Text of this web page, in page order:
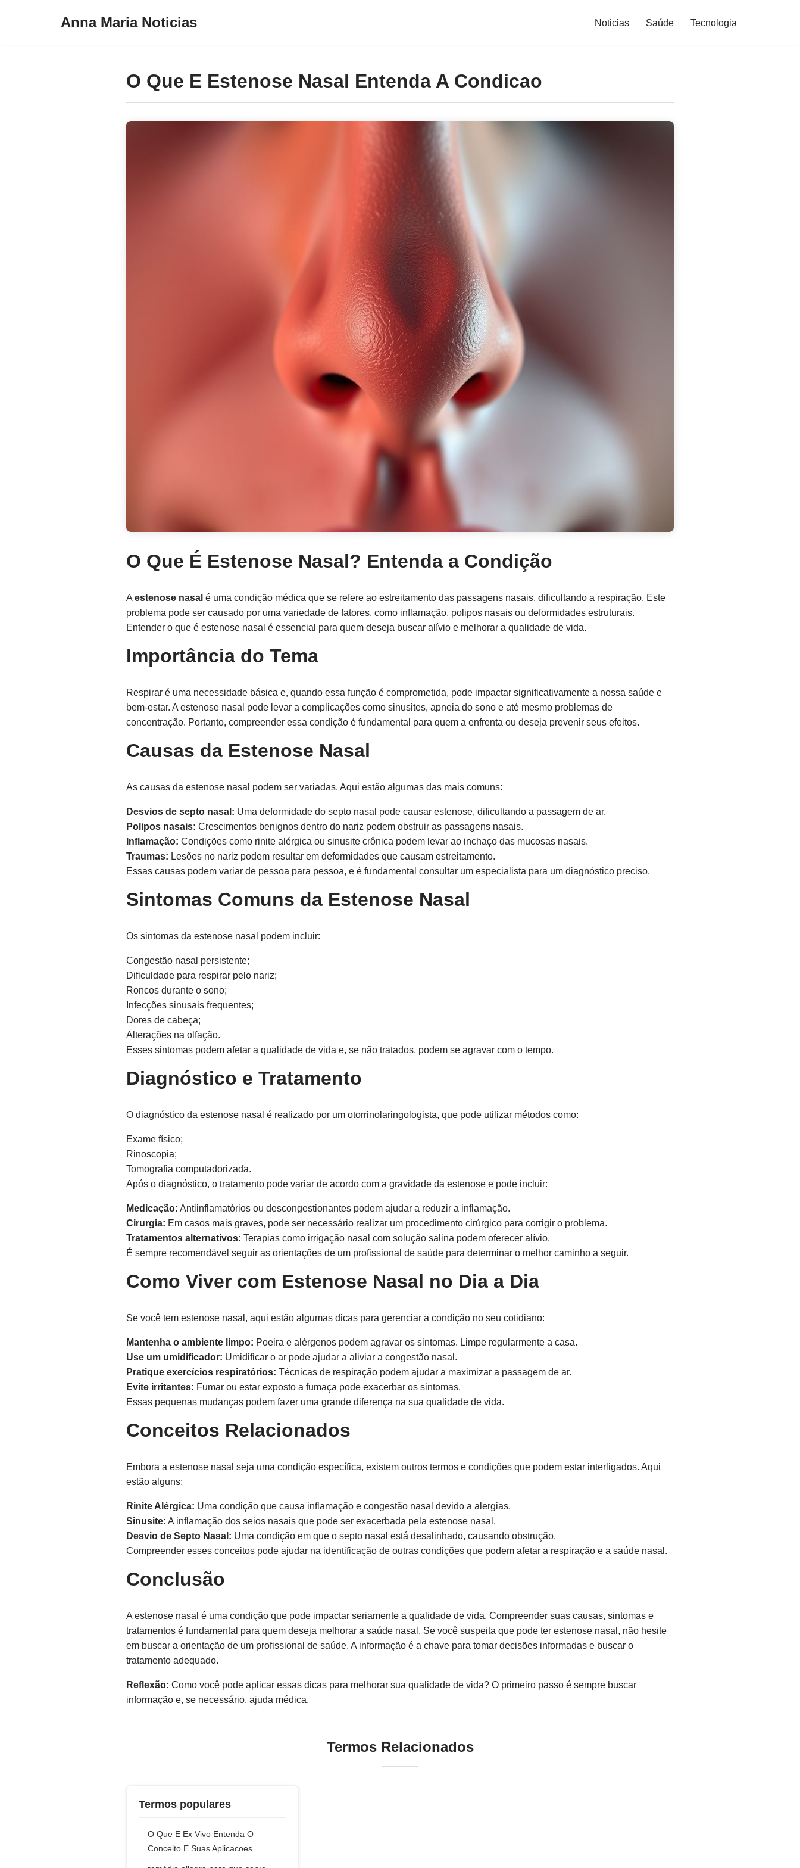
Anna Maria Noticias Noticias Saúde Tecnologia
O Que E Estenose Nasal Entenda A Condicao
O Que É Estenose Nasal? Entenda a Condição
A estenose nasal é uma condição médica que se refere ao estreitamento das passagens nasais, dificultando a respiração. Este
problema pode ser causado por uma variedade de fatores, como inflamação, polipos nasais ou deformidades estruturais.
Entender o que é estenose nasal é essencial para quem deseja buscar alívio e melhorar a qualidade de vida.
Importância do Tema
Respirar é uma necessidade básica e, quando essa função é comprometida, pode impactar significativamente a nossa saúde e
bem-estar. A estenose nasal pode levar a complicações como sinusites, apneia do sono e até mesmo problemas de
concentração. Portanto, compreender essa condição é fundamental para quem a enfrenta ou deseja prevenir seus efeitos.
Causas da Estenose Nasal
As causas da estenose nasal podem ser variadas. Aqui estão algumas das mais comuns:
Desvios de septo nasal: Uma deformidade do septo nasal pode causar estenose, dificultando a passagem de ar.
Polipos nasais: Crescimentos benignos dentro do nariz podem obstruir as passagens nasais.
Inflamação: Condições como rinite alérgica ou sinusite crônica podem levar ao inchaço das mucosas nasais.
Traumas: Lesões no nariz podem resultar em deformidades que causam estreitamento.
Essas causas podem variar de pessoa para pessoa, e é fundamental consultar um especialista para um diagnóstico preciso.
Sintomas Comuns da Estenose Nasal
Os sintomas da estenose nasal podem incluir:
Congestão nasal persistente;
Dificuldade para respirar pelo nariz;
Roncos durante o sono;
Infecções sinusais frequentes;
Dores de cabeça;
Alterações na olfação.
Esses sintomas podem afetar a qualidade de vida e, se não tratados, podem se agravar com o tempo.
Diagnóstico e Tratamento
O diagnóstico da estenose nasal é realizado por um otorrinolaringologista, que pode utilizar métodos como:
Exame físico;
Rinoscopia;
Tomografia computadorizada.
Após o diagnóstico, o tratamento pode variar de acordo com a gravidade da estenose e pode incluir:
Medicação: Antiinflamatórios ou descongestionantes podem ajudar a reduzir a inflamação.
Cirurgia: Em casos mais graves, pode ser necessário realizar um procedimento cirúrgico para corrigir o problema.
Tratamentos alternativos: Terapias como irrigação nasal com solução salina podem oferecer alívio.
É sempre recomendável seguir as orientações de um profissional de saúde para determinar o melhor caminho a seguir.
Como Viver com Estenose Nasal no Dia a Dia
Se você tem estenose nasal, aqui estão algumas dicas para gerenciar a condição no seu cotidiano:
Mantenha o ambiente limpo: Poeira e alérgenos podem agravar os sintomas. Limpe regularmente a casa.
Use um umidificador: Umidificar o ar pode ajudar a aliviar a congestão nasal.
Pratique exercícios respiratórios: Técnicas de respiração podem ajudar a maximizar a passagem de ar.
Evite irritantes: Fumar ou estar exposto a fumaça pode exacerbar os sintomas.
Essas pequenas mudanças podem fazer uma grande diferença na sua qualidade de vida.
Conceitos Relacionados
Embora a estenose nasal seja uma condição específica, existem outros termos e condições que podem estar interligados. Aqui
estão alguns:
Rinite Alérgica: Uma condição que causa inflamação e congestão nasal devido a alergias.
Sinusite: A inflamação dos seios nasais que pode ser exacerbada pela estenose nasal.
Desvio de Septo Nasal: Uma condição em que o septo nasal está desalinhado, causando obstrução.
Compreender esses conceitos pode ajudar na identificação de outras condições que podem afetar a respiração e a saúde nasal.
Conclusão
A estenose nasal é uma condição que pode impactar seriamente a qualidade de vida. Compreender suas causas, sintomas e
tratamentos é fundamental para quem deseja melhorar a saúde nasal. Se você suspeita que pode ter estenose nasal, não hesite
em buscar a orientação de um profissional de saúde. A informação é a chave para tomar decisões informadas e buscar o
tratamento adequado.
Reflexão: Como você pode aplicar essas dicas para melhorar sua qualidade de vida? O primeiro passo é sempre buscar
informação e, se necessário, ajuda médica.
Termos Relacionados
Termos populares
O Que E Ex Vivo Entenda O
Conceito E Suas Aplicacoes